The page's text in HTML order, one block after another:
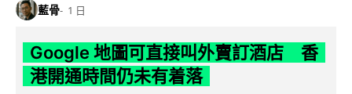
藍骨 1 日
Google 地圖可直接叫外賣訂酒店 香
港開通時間仍未有着落